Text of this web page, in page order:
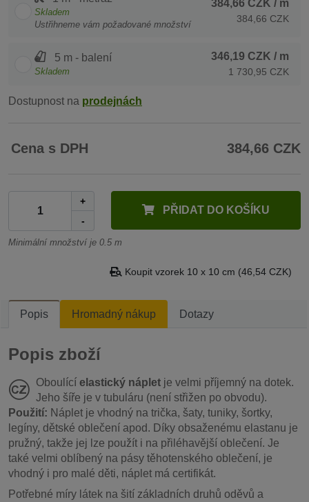
Skladem
Ustřihneme vám požadované množství
384,66 CZK / m
384,66 CZK
5 m - balení
Skladem
346,19 CZK / m
1 730,95 CZK
Dostupnost na prodejnách
Cena s DPH 384,66 CZK
+
-
PŘIDAT DO KOŠÍKU
Minimální množství je 0.5 m
Koupit vzorek 10 x 10 cm (46,54 CZK)
Popis Hromadný nákup Dotazy
Popis zboží
Oboulící elastický náplet je velmi příjemný na dotek.
Jeho šíře je v tubuláru (není střižen po obvodu).
Použití: Náplet je vhodný na trička, šaty, tuniky, šortky,
legíny, dětské oblečení apod. Díky obsaženému elastanu je
pružný, takže jej lze použít i na přiléhavější oblečení. Je
také velmi oblíbený na pásy těhotenského oblečení, je
vhodný i pro malé děti, náplet má certifikát.
Potřebné míry látek na šití základních druhů oděvů a